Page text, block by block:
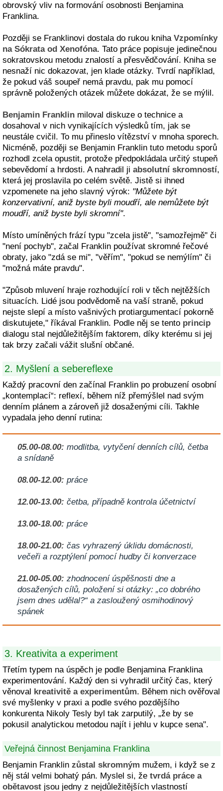
obrovský vliv na formování osobnosti Benjamina
Franklina.
Později se Franklinovi dostala do rukou kniha Vzpomínky
na Sókrata od Xenofóna. Tato práce popisuje jedinečnou
sokratovskou metodu znalostí a přesvědčování. Kniha se
nesnaží nic dokazovat, jen klade otázky. Tvrdí například,
že pokud váš soupeř nemá pravdu, pak mu pomocí
správně položených otázek můžete dokázat, že se mýlil.
Benjamin Franklin miloval diskuze o technice a
dosahoval v nich vynikajících výsledků tím, jak se
neustále cvičil. To mu přineslo vítězství v mnoha sporech.
Nicméně, později se Benjamin Franklin tuto metodu sporů
rozhodl zcela opustit, protože předpokládala určitý stupeň
sebevědomí a hrdosti. A nahradil ji absolutní skromností,
která jej proslavila po celém světě. Jistě si ihned
vzpomenete na jeho slavný výrok: "Můžete být
konzervativní, aniž byste byli moudří, ale nemůžete být
moudří, aniž byste byli skromní".
Místo umíněných frází typu "zcela jistě", "samozřejmě" či
"není pochyb", začal Franklin používat skromné řečové
obraty, jako "zdá se mi", "věřím", "pokud se nemýlím" či
"možná máte pravdu".
"Způsob mluvení hraje rozhodující roli v těch nejtěžších
situacích. Lidé jsou podvědomě na vaší straně, pokud
nejste slepí a místo vašnivých protiargumentací pokorně
diskutujete," říkával Franklin. Podle něj se tento princip
dialogu stal nejdůležitějším faktorem, díky kterému si jej
tak brzy začali vážit slušní občané.
2. Myšlení a sebereflexe
Každý pracovní den začínal Franklin po probuzení osobní
„kontemplací“: reflexí, během níž přemýšlel nad svým
denním plánem a zároveň již dosaženými cíli. Takhle
vypadala jeho denní rutina:
05.00-08.00: modlitba, vytyčení denních cílů, četba
a snídaně
08.00-12.00: práce
12.00-13.00: četba, případně kontrola účetnictví
13.00-18.00: práce
18.00-21.00: čas vyhrazený úklidu domácnosti,
večeři a rozptýlení pomocí hudby či konverzace
21.00-05.00: zhodnocení úspěšnosti dne a
dosažených cílů, položení si otázky: „co dobrého
jsem dnes udělal?“ a zasloužený osmihodinový
spánek
3. Kreativita a experiment
Třetím typem na úspěch je podle Benjamina Franklina
experimentování. Každý den si vyhradil určitý čas, který
věnoval kreativitě a experimentům. Během nich ověřoval
své myšlenky v praxi a podle svého pozdějšího
konkurenta Nikoly Tesly byl tak zarputilý, „že by se
pokusil analytickou metodou najít i jehlu v kupce sena".
Veřejná činnost Benjamina Franklina
Benjamin Franklin zůstal skromným mužem, i když se z
něj stál velmi bohatý pán. Myslel si, že tvrdá práce a
obětavost jsou jedny z nejdůležitějších vlastností